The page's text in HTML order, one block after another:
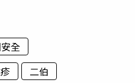
全
二伯